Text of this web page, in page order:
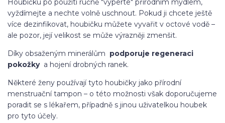
vyždímejte a nechte volně uschnout. Pokud ji chcete ještě
více dezinfikovat, houbičku můžete vyvařit v octové vodě –
ale pozor, její velikost se může výrazněji zmenšit.
Díky obsaženým minerálům podporuje regeneraci
pokožkya hojení drobných ranek.
Některé ženy používají tyto houbičky jako přírodní
menstruační tampon – o této možnosti však doporučujeme
poradit se s lékařem, případně s jinou uživatelkou houbek
pro tyto účely.